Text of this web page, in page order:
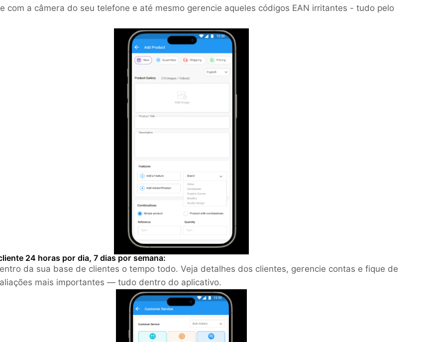
com a câmera do seu telefone e até mesmo gerencie aqueles códigos EAN irritantes - tudo pelo
24 horas por dia, 7 dias por semana:
da sua base de clientes o tempo todo. Veja detalhes dos clientes, gerencie contas e fique de
mais importantes — tudo dentro do aplicativo.